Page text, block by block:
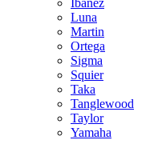
Ibanez
Luna
Martin
Ortega
Sigma
Squier
Taka
Tanglewood
Taylor
Yamaha